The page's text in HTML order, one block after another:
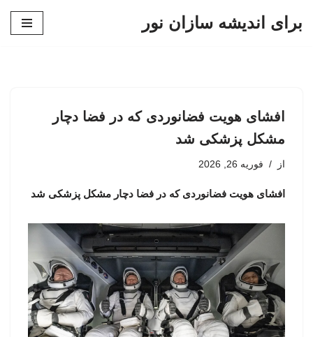
برای اندیشه سازان نور
افشای هویت فضانوردی که در فضا دچار
مشکل پزشکی شد
از فوریه 26, 2026
افشای هویت فضانوردی که در فضا دچار مشکل پزشکی شد